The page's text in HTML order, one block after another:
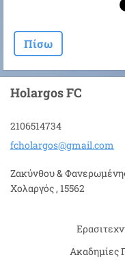
Πίσω
Holargos FC
2106514734
fcholargos@gmail.com
Ζακύνθου &
Χολαργός , 15562
Ακαδημίες